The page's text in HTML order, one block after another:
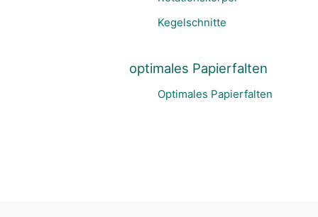
Kegelschnitte
optimales Papierfalten
Optimales Papierfalten